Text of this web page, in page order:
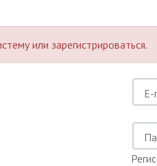
или зарегистрироваться.